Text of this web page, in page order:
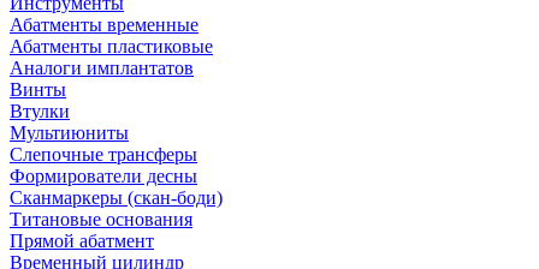
Абатменты временные
Абатменты пластиковые
Аналоги имплантатов
Винты
Втулки
Мультиюниты
Слепочные трансферы
Формирователи десны
Сканмаркеры (скан-боди)
Титановые основания
Прямой абатмент
Временный цилиндр